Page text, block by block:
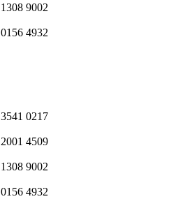
9002
4932
0217
4509
9002
4932